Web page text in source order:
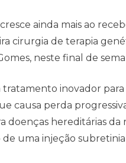
ainda mais ao
cirurgia de terapia
neste final de
inovador para
causa perda
doenças hereditárias
uma injeção